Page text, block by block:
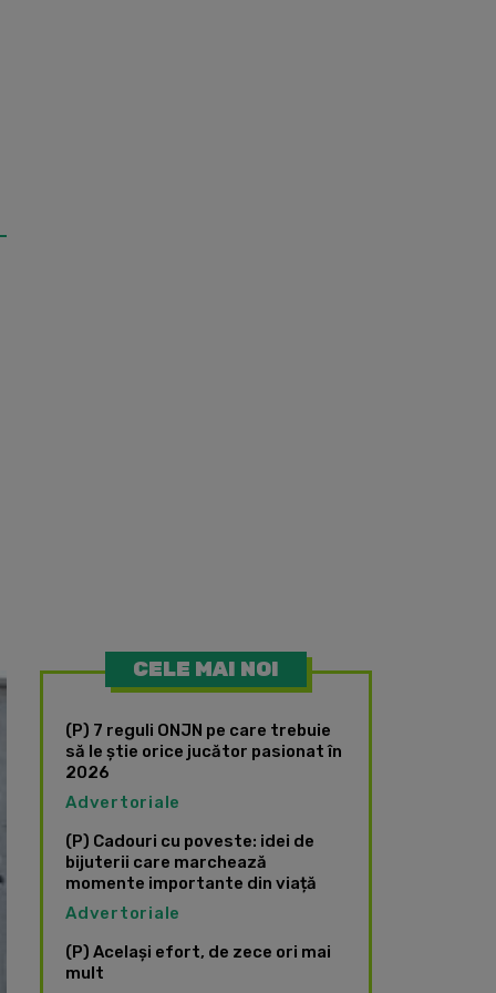
CELE MAI NOI
(P) 7 reguli ONJN pe care trebuie
să le știe orice jucător pasionat în
2026
Advertoriale
(P) Cadouri cu poveste: idei de
bijuterii care marchează
momente importante din viață
Advertoriale
(P) Același efort, de zece ori mai
mult